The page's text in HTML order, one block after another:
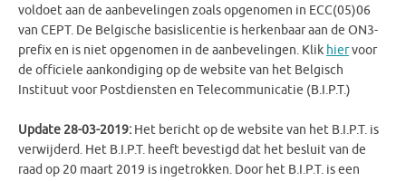
voldoet aan de aanbevelingen zoals opgenomen in ECC(05)06
van CEPT. De Belgische basislicentie is herkenbaar aan de ON3-
prefix en is niet opgenomen in de aanbevelingen. Klik hiervoor
de officiele aankondiging op de website van het Belgisch
Instituut voor Postdiensten en Telecommunicatie (B.I.P.T.)
Update 28-03-2019: Het bericht op de website van het B.I.P.T. is
verwijderd. Het B.I.P.T. heeft bevestigd dat het besluit van de
raad op 20 maart 2019 is ingetrokken. Door het B.I.P.T. is een